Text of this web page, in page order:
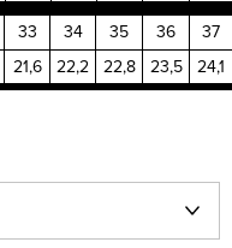
33 34 35 36
37
21,6 22,2 22,8 23,5
24,1